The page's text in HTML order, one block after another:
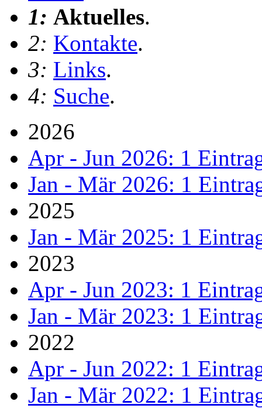
1: Aktuelles.
2: Kontakte.
3: Links.
4: Suche.
2026
Apr - Jun 2026: 1
Jan - Mär 2026: 1
2025
Jan - Mär 2025: 1
2023
Apr - Jun 2023: 1
Jan - Mär 2023: 1
2022
Apr - Jun 2022: 1
Jan - Mär 2022: 1